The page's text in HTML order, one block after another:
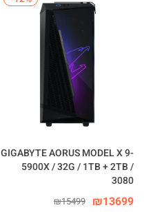
GIGABYTE AORUS MODEL X 9-
5900X / 32G / 1TB + 2TB /
3080
₪13699
₪15499